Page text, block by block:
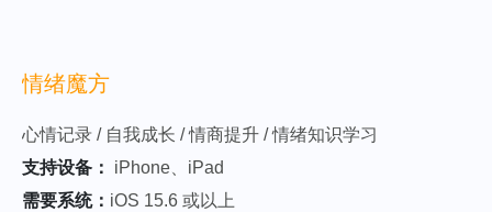
情绪魔方
心情记录 / 自我成长 / 情商提升 / 情绪知识学习
支持设备：
iPhone、iPad
需要系统： iOS 15.6 或以上